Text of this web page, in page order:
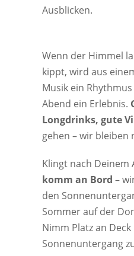
Ausblicken.
Wenn der Himmel
kippt, wird aus
Musik ein
Abend ein Erlebnis.
Longdrinks, gute
gehen – wir bleiben
Klingt nach Deinem
komm an Bord –
den
Sommer auf der
Nimm Platz an
Sonnenuntergang